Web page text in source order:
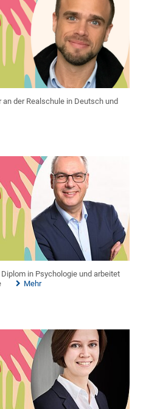
der Realschule in Deutsch und
in Psychologie und arbeitet
Mehr